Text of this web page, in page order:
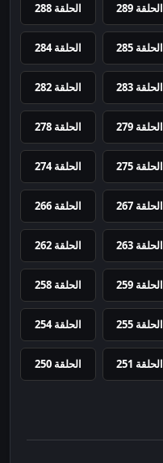
الحلقة 289 الحلقة 288
الحلقة 285 الحلقة 284
الحلقة 283 الحلقة 282
الحلقة 279 الحلقة 278
الحلقة 275 الحلقة 274
الحلقة 267 الحلقة 266
الحلقة 263 الحلقة 262
الحلقة 259 الحلقة 258
الحلقة 255 الحلقة 254
الحلقة 251 الحلقة 250